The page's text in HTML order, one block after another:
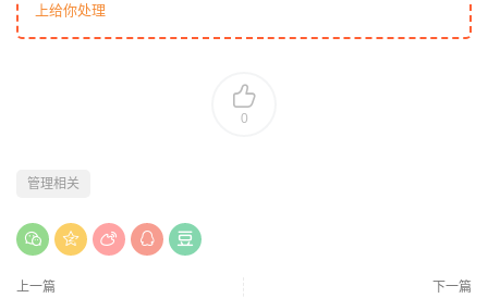
上给你处理
0
管理相关
上一篇 下一篇